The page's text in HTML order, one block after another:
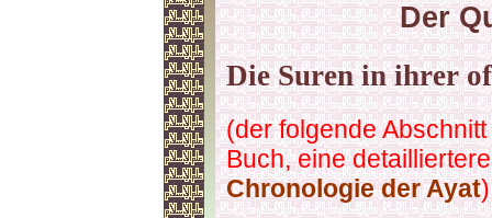
Der
Die Suren in ihrer
(der folgende
Buch, eine
Chronologie der Ayat)